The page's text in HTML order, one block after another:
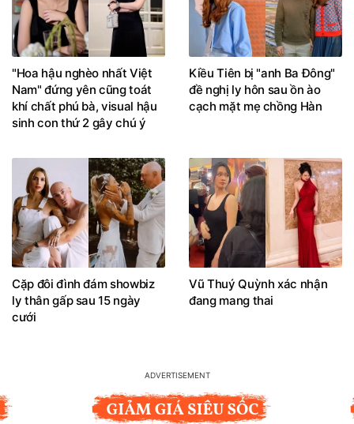
"Hoa hậu nghèo nhất Việt
Nam" đứng yên cũng toát
khí chất phú bà, visual hậu
sinh con thứ 2 gây chú ý
Kiều Tiên bị "anh Ba Đông"
đề nghị ly hôn sau ồn ào
cạch mặt mẹ chồng Hàn
Cặp đôi đình đám showbiz
ly thân gấp sau 15 ngày
cưới
Vũ Thuý Quỳnh xác nhận
đang mang thai